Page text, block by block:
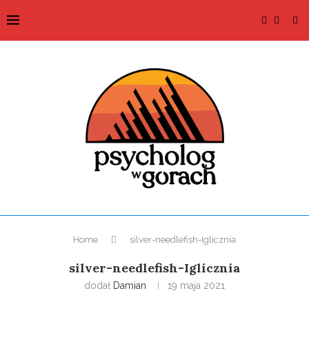
Home silver-needlefish-Iglicznia
silver-needlefish-Iglicznia
dodał Damian 19 maja 2021